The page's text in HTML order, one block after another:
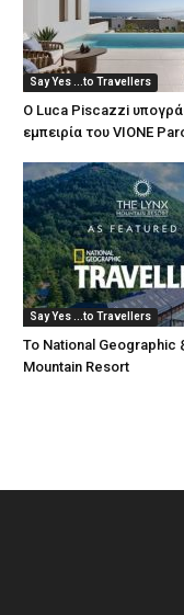
Say Yes ...to Travellers
Ο Luca Piscazzi
εμπειρία του VIONE
Say Yes ...to Travellers
Το National Geographic
Mountain Resort